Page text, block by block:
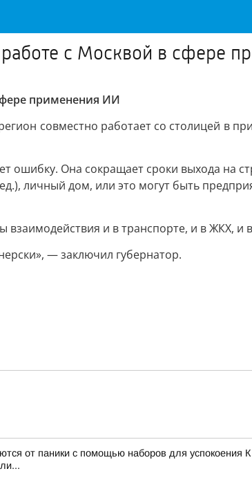
с Москвой в сфере
применения ИИ
совместно работает со столицей в
ошибку. Она сокращает сроки выхода на
личный дом, или это могут быть
и в транспорте, и в ЖКХ, и
— заключил губернатор.
от паники с помощью наборов для успокоения